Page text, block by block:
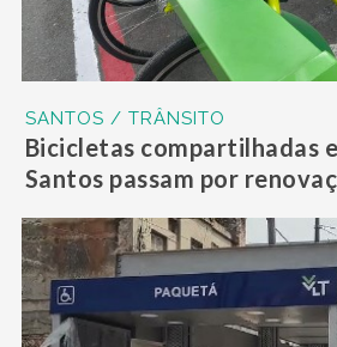
SANTOS / TRÂNSITO
Bicicletas compartilhadas
Santos passam por